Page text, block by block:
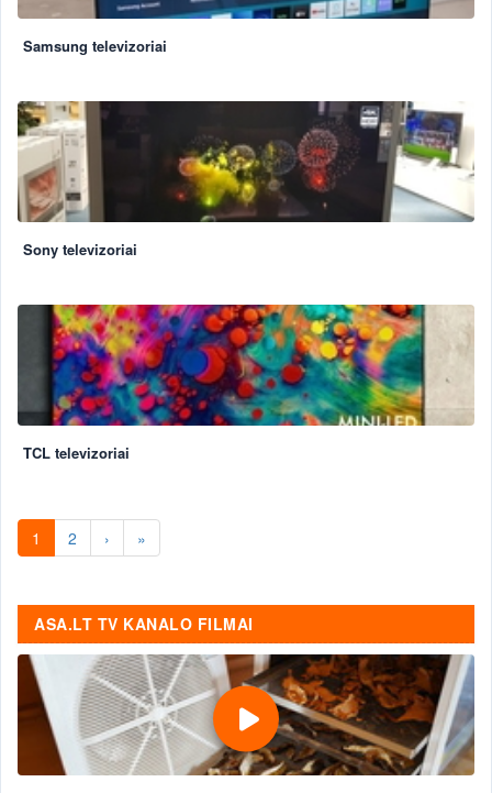
Samsung televizoriai
Sony televizoriai
TCL televizoriai
1 2 › »
ASA.LT TV KANALO FILMAI